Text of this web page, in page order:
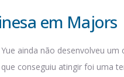
em Majors
ainda não desenvolveu
conseguiu atingir foi uma